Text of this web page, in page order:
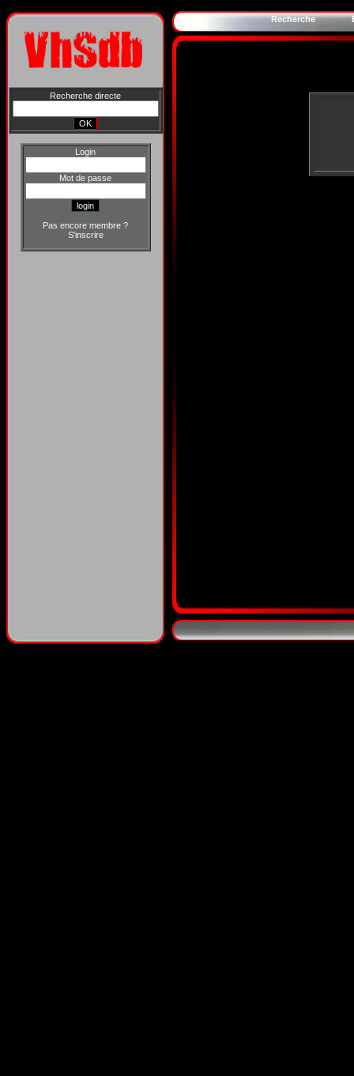
Recherche directe
Login
Mot de passe
Pas encore membre ?
S'inscrire
Recherche